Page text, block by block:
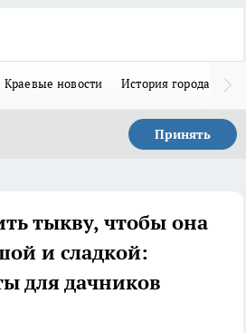
Краевые новости История города Н
Принять
тыкву, чтобы она
и сладкой:
для дачников